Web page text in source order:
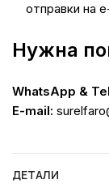
отправки на
Нужна
WhatsApp &
E-mail:
ДЕТАЛИ